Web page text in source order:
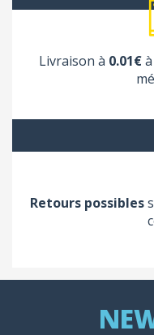
Livraison à 0.01€à
Retours possibles